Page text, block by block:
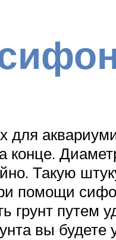
для
конце.
Такую
помощи
грунт путем
вы